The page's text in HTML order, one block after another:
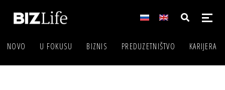
NOVO U FOKUSU BIZNIS PREDUZETNIŠTVO KARIJERA